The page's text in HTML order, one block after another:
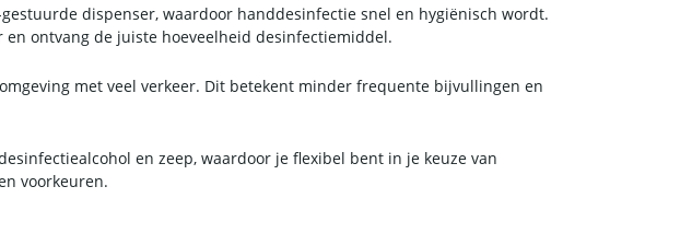
dispenser, waardoor handdesinfectie snel en hygiënisch wordt.
ontvang de juiste hoeveelheid desinfectiemiddel.
met veel verkeer. Dit betekent minder frequente bijvullingen en
en zeep, waardoor je flexibel bent in je keuze van
voorkeuren.